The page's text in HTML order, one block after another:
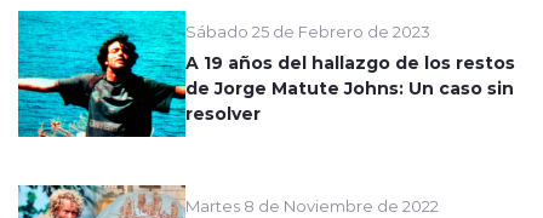
Sábado 25 de Febrero de 2023
A 19 años del hallazgo de los restos
de Jorge Matute Johns: Un caso sin
resolver
Martes 8 de Noviembre de 2022